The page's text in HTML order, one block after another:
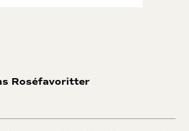
Roséfavoritter